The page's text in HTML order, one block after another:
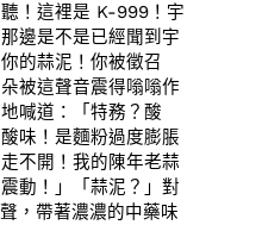
聽！這裡是 K-999！宇
邊是不是已經聞到宇
的蒜泥！你被徵召
被這聲音震得嗡嗡作
喊道：「特務？酸
味！是麵粉過度膨脹
不開！我的陳年老蒜
動！」「蒜泥？」對
，帶著濃濃的中藥味